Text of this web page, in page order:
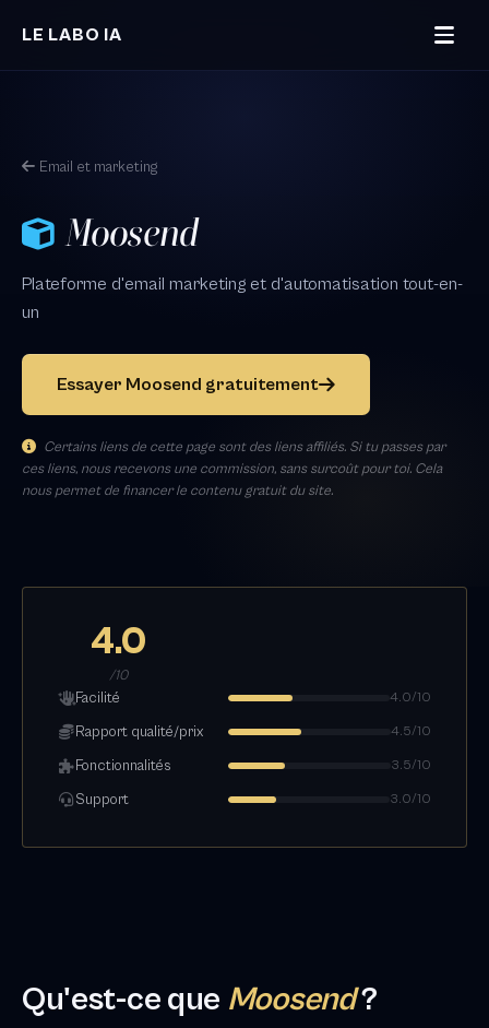
LE LABO IA
Email et marketing
Moosend
Plateforme d'email marketing et d'automatisation tout-en-
un
Essayer Moosend gratuitement
Certains liens de cette page sont des liens affiliés. Si tu passes par
ces liens, nous recevons une commission, sans surcoût pour toi. Cela
nous permet de financer le contenu gratuit du site.
4.0
/10
Facilité 4.0/10
Rapport qualité/prix 4.5/10
Fonctionnalités 3.5/10
Support 3.0/10
Qu'est-ce que Moosend?